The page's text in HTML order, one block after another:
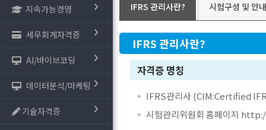
지속가능경영
세무회계자격증
AI/바이브코딩
데이터분석/마케팅
기술자격증
IFRS 관리사란? 시험구성 및 안
IFRS 관리사란?
자격증 명칭
IFRS관리사 (CIM:Certified
시험관리위원회 홈페이지